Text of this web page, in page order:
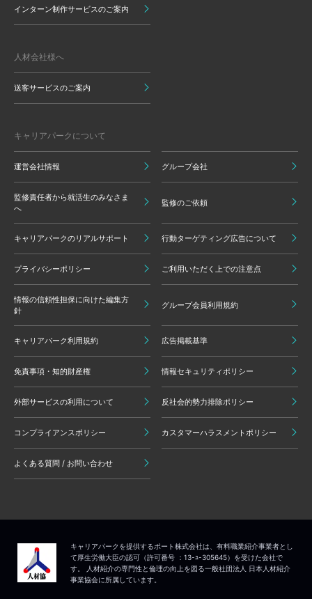
インターン制作サービスのご案内
人材会社様へ
送客サービスのご案内
キャリアパークについて
運営会社情報 グループ会社
監修責任者から就活生のみなさま
へ
監修のご依頼
キャリアパークのリアルサポート 行動ターゲティング広告について
プライバシーポリシー ご利用いただく上での注意点
情報の信頼性担保に向けた編集方
針
グループ会員利用規約
キャリアパーク利用規約 広告掲載基準
免責事項・知的財産権 情報セキュリティポリシー
外部サービスの利用について 反社会的勢力排除ポリシー
コンプライアンスポリシー カスタマーハラスメントポリシー
よくある質問 / お問い合わせ